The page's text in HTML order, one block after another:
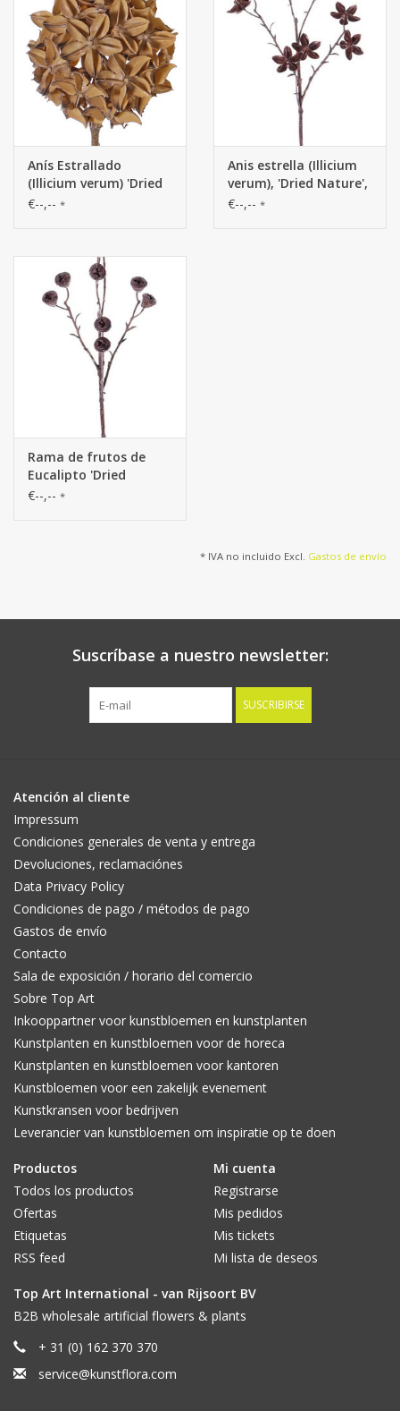
Anís Estrallado
(Illicium verum) 'Dried
Nature', deco bola, Ø
€--,-- *
Anis estrella (Illicium
verum), 'Dried Nature',
11 frutos, 63cm
€--,-- *
Rama de frutos de
Eucalipto 'Dried
Nature', 11 frutos, 63
€--,-- *
* IVA no incluido Excl. Gastos de envío
Suscríbase a nuestro newsletter:
SUSCRIBIRSE
Atención al cliente
Impressum
Condiciones generales de venta y entrega
Devoluciones, reclamaciónes
Data Privacy Policy
Condiciones de pago / métodos de pago
Gastos de envío
Contacto
Sala de exposición / horario del comercio
Sobre Top Art
Inkooppartner voor kunstbloemen en kunstplanten
Kunstplanten en kunstbloemen voor de horeca
Kunstplanten en kunstbloemen voor kantoren
Kunstbloemen voor een zakelijk evenement
Kunstkransen voor bedrijven
Leverancier van kunstbloemen om inspiratie op te doen
Productos
Todos los productos
Ofertas
Etiquetas
RSS feed
Mi cuenta
Registrarse
Mis pedidos
Mis tickets
Mi lista de deseos
Top Art International - van Rijsoort BV
B2B wholesale artificial flowers & plants
+ 31 (0) 162 370 370
service@kunstflora.com